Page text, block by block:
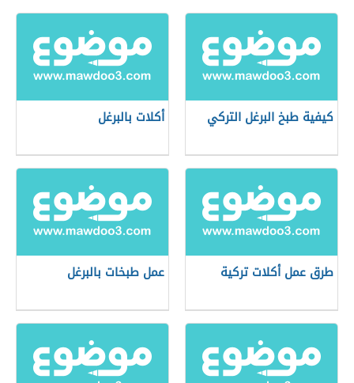
كيفية طبخ البرغل التركي أكلات بالبرغل
طرق عمل أكلات تركية عمل طبخات بالبرغل